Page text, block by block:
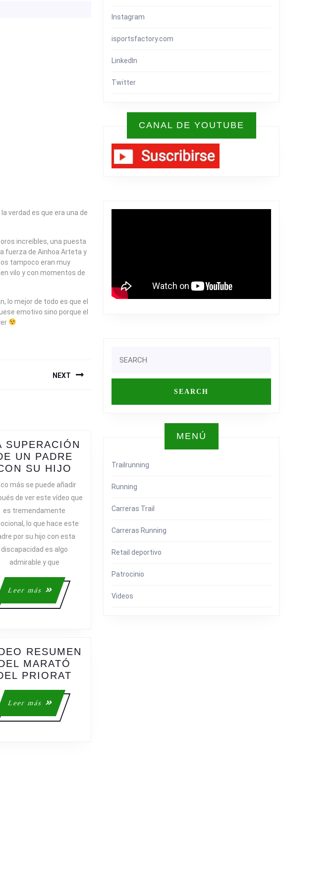
verdad es que era una de
increíbles, una puesta
fuerza de Ainhoa Arteta y
tampoco eran muy
vilo y con momentos de
lo mejor de todo es que el
emotivo sino porque el
NEXT
SUPERACIÓN
UN PADRE
SU HIJO
SUPERACIÓN
UN
CON
SU
más se puede añadir
de ver este vídeo que
es tremendamente
lo que hace este
por su hijo con esta
discapacidad es algo
admirable y que
Leer más
Leer
más
RESUMEN
MARATÓ
PRIORAT
Leer más
Leer
más
Instagram
isportsfactory.com
LinkedIn
Twitter
CANAL DE YOUTUBE
for:
MENÚ
Trailrunning
Running
Carreras Trail
Carreras Running
Retail deportivo
Patrocinio
Videos